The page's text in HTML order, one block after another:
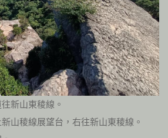
新山東稜線。
山稜線展望台，右往新山東稜線。